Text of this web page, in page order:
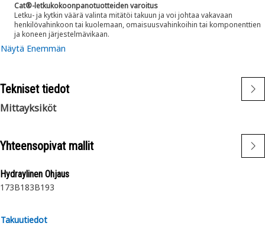
Cat®-letkukokoonpanotuotteiden varoitus
Letku- ja kytkin väärä valinta mitätöi takuun ja voi johtaa vakavaan
henkilövahinkoon tai kuolemaan, omaisuusvahinkoihin tai komponenttien
ja koneen järjestelmävikaan.
Näytä Enemmän
Tekniset tiedot
Mittayksiköt
Yhteensopivat mallit
Hydraylinen Ohjaus
173B183B193
Takuutiedot